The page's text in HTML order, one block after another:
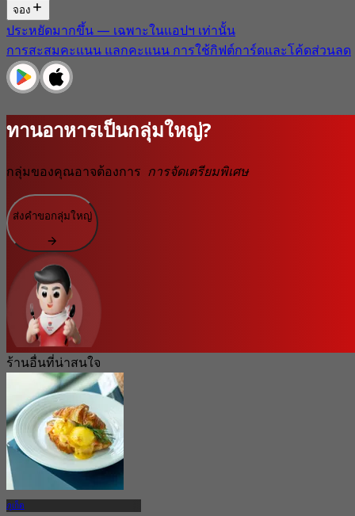
จอง
ประหยัดมากขึ้น — เฉพาะในแอปฯ เท่านั้น
การสะสมคะแนน แลกคะแนน การใช้กิฟต์การ์ดและโค้ดส่วนลด
ทานอาหารเป็นกลุ่มใหญ่?
กลุ่มของคุณอาจต้องการ การจัดเตรียมพิเศษ
ส่งคำขอกลุ่มใหญ่
ร้านอื่นที่น่าสนใจ
ภูเก็ต